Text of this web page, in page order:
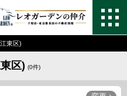
東区)
区) (0件)